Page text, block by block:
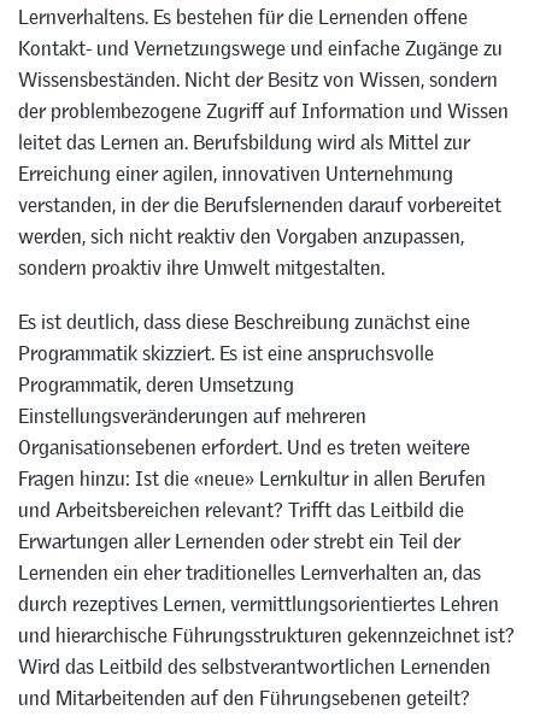
Lernverhaltens. Es bestehen für die Lernenden offene
Kontakt- und Vernetzungswege und einfache Zugänge zu
Wissensbeständen. Nicht der Besitz von Wissen, sondern
der problembezogene Zugriff auf Information und Wissen
leitet das Lernen an. Berufsbildung wird als Mittel zur
Erreichung einer agilen, innovativen Unternehmung
verstanden, in der die Berufslernenden darauf vorbereitet
werden, sich nicht reaktiv den Vorgaben anzupassen,
sondern proaktiv ihre Umwelt mitgestalten.
Es ist deutlich, dass diese Beschreibung zunächst eine
Programmatik skizziert. Es ist eine anspruchsvolle
Programmatik, deren Umsetzung
Einstellungsveränderungen auf mehreren
Organisationsebenen erfordert. Und es treten weitere
Fragen hinzu: Ist die «neue» Lernkultur in allen Berufen
und Arbeitsbereichen relevant? Trifft das Leitbild die
Erwartungen aller Lernenden oder strebt ein Teil der
Lernenden ein eher traditionelles Lernverhalten an, das
durch rezeptives Lernen, vermittlungsorientiertes Lehren
und hierarchische Führungsstrukturen gekennzeichnet ist?
Wird das Leitbild des selbstverantwortlichen Lernenden
und Mitarbeitenden auf den Führungsebenen geteilt?